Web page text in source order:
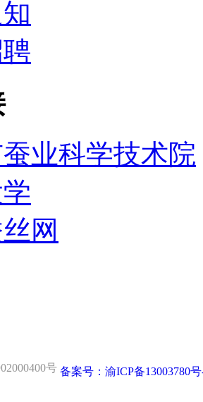
业科学技术院
网
号 备案号：渝ICP备13003780